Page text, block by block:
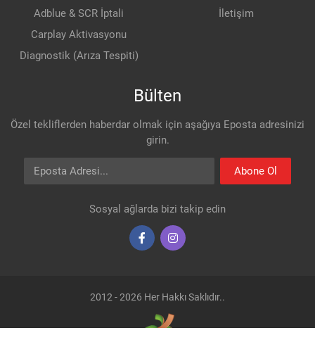
Adblue & SCR İptali
Carplay Aktivasyonu
Diagnostik (Arıza Tespiti)
İletişim
Bülten
Özel tekliflerden haberdar olmak için aşağıya Eposta adresinizi
girin.
Eposta Adresi
Abone Ol
Sosyal ağlarda bizi takip edin
2012 - 2026 Her Hakkı Saklıdır..